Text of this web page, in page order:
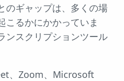
のギャップは、多くの場
こるかにかかっていま
ンスクリプションツール
、Zoom、Microsoft